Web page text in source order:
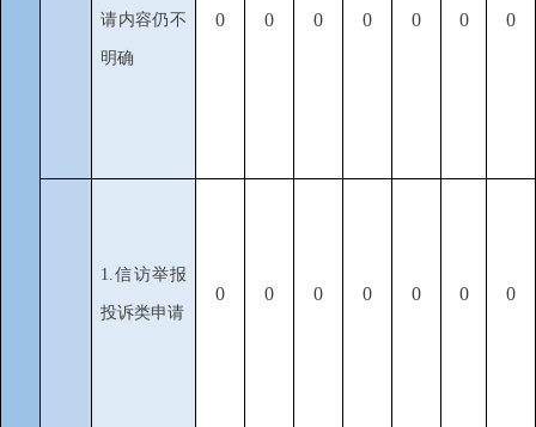
请内容仍不
明确
0 0 0 0 0 0 0
1.信访举报
投诉类申请
0 0 0 0 0 0 0